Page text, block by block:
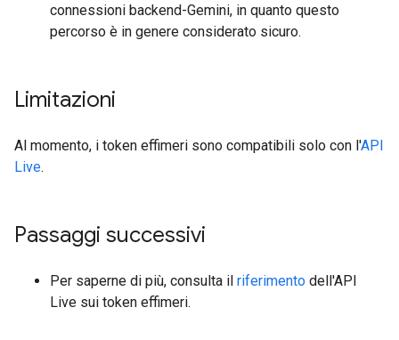
connessioni backend-Gemini, in quanto questo
percorso è in genere considerato sicuro.
Limitazioni
Al momento, i token effimeri sono compatibili solo con l'API
Live.
Passaggi successivi
Per saperne di più, consulta il riferimento dell'API
Live sui token effimeri.